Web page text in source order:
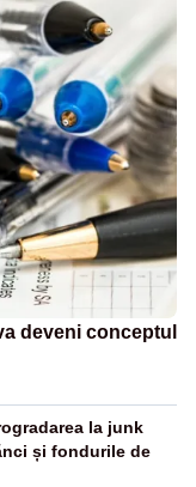
deveni conceptul
la junk
și fondurile de